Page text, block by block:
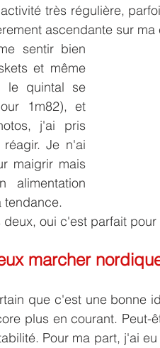
très régulière,
ascendante sur
sentir bien
et même
le quintal se
1m82), et
j'ai pris
Je n'ai
maigrir mais
tendance.
oui c'est parfait
marcher
que c'est une bonne
plus en courant. Peut-
Pour ma part, j'ai